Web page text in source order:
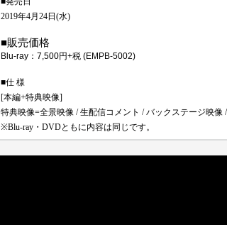
2019年4月24日(水)
■販売価格
Blu-ray ： 7,500円+税 (EMPB-5002)
■仕 様
[本編+特典映像]
特典映像=全景映像 / 生配信コメント / バックステージ映像
※Blu-ray・DVDともに内容は同じです。